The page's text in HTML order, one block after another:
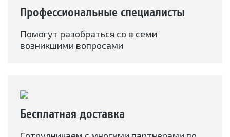
Профессиональные специалисты
Помогут разобраться со в семи
возникшими вопросами
Бесплатная доставка